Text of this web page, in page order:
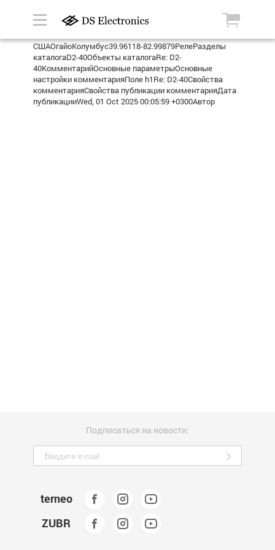
СШАОгайоКолумбус39.96118-82.99879РелеРазделы
каталогаD2-40Объекты каталогаRe: D2-
40КомментарийОсновные параметрыОсновные
настройки комментарияПоле h1Re: D2-40Свойства
комментарияСвойства публикации комментарияДата
публикацииWed, 01 Oct 2025 00:05:59 +0300Автор
Подписаться на новости:
terneo
ZUBR